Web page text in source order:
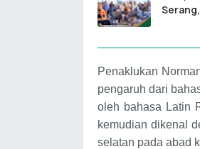
Penaklukan
pengaruh dari
oleh bahasa Latin
kemudian dikenal
selatan pada abad